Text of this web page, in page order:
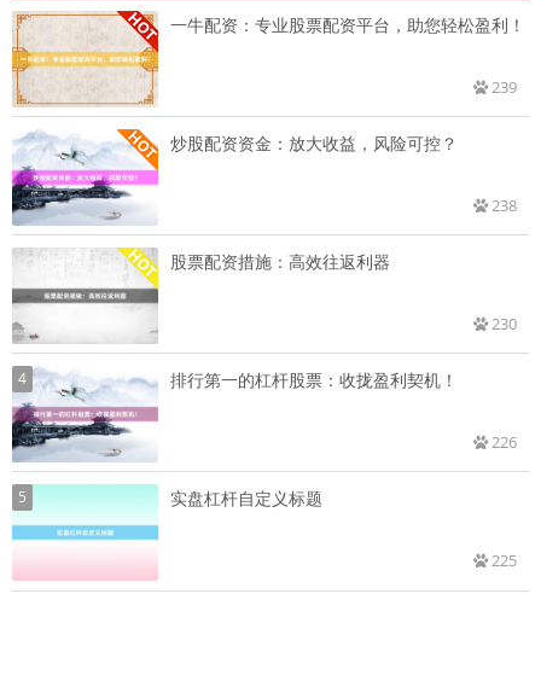
一牛配资：专业股票配资平台，助您轻松盈利！
239
炒股配资资金：放大收益，风险可控？
238
股票配资措施：高效往返利器
230
4 排行第一的杠杆股票：收拢盈利契机！
226
5 实盘杠杆自定义标题
225